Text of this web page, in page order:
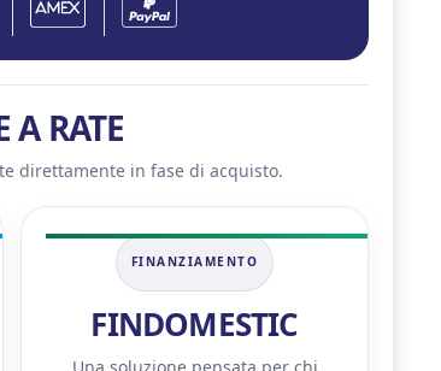
A RATE
direttamente in fase di acquisto.
FINANZIAMENTO
FINDOMESTIC
Una soluzione pensata per chi